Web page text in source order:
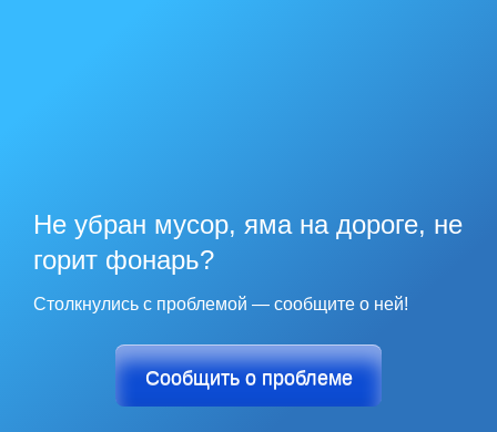
Не убран мусор, яма на дороге, не
горит фонарь?
Столкнулись с проблемой — сообщите о ней!
Сообщить о проблеме